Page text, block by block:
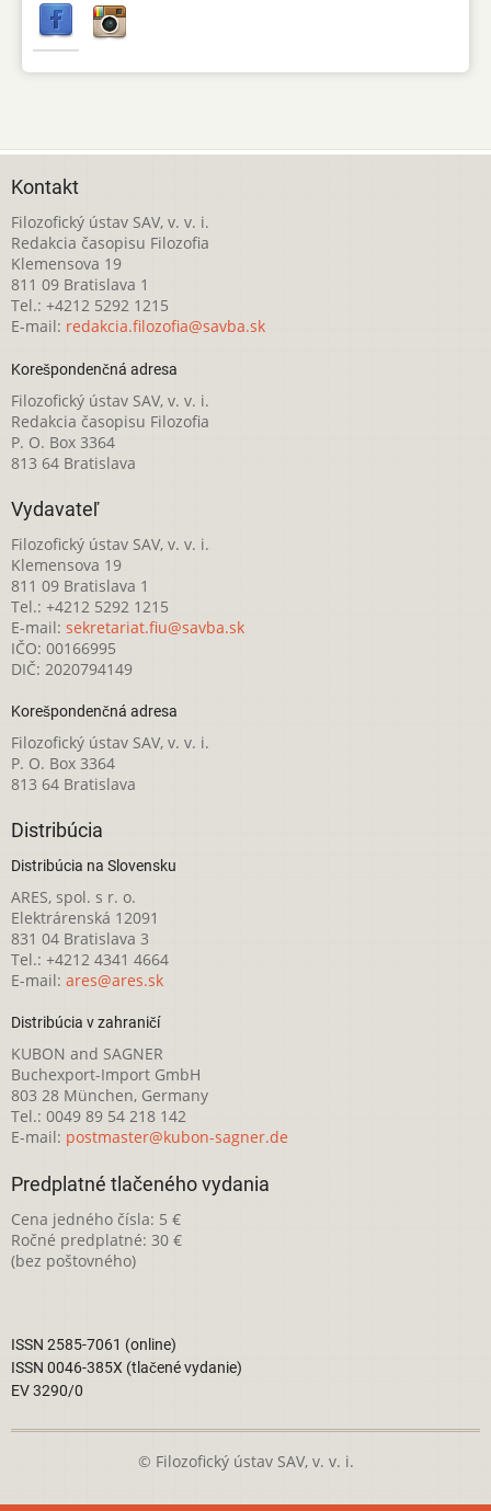
Kontakt
Filozofický ústav SAV, v. v. i.
Redakcia časopisu Filozofia
Klemensova 19
811 09 Bratislava 1
Tel.: +4212 5292 1215
E-mail: redakcia.filozofia@savba.sk
Korešpondenčná adresa
Filozofický ústav SAV, v. v. i.
Redakcia časopisu Filozofia
P. O. Box 3364
813 64 Bratislava
Vydavateľ
Filozofický ústav SAV, v. v. i.
Klemensova 19
811 09 Bratislava 1
Tel.: +4212 5292 1215
E-mail: sekretariat.fiu@savba.sk
IČO: 00166995
DIČ: 2020794149
Korešpondenčná adresa
Filozofický ústav SAV, v. v. i.
P. O. Box 3364
813 64 Bratislava
Distribúcia
Distribúcia na Slovensku
ARES, spol. s r. o.
Elektrárenská 12091
831 04 Bratislava 3
Tel.: +4212 4341 4664
E-mail: ares@ares.sk
Distribúcia v zahraničí
KUBON and SAGNER
Buchexport-Import GmbH
803 28 München, Germany
Tel.: 0049 89 54 218 142
E-mail: postmaster@kubon-sagner.de
Predplatné tlačeného vydania
Cena jedného čísla: 5 €
Ročné predplatné: 30 €
(bez poštovného)
ISSN 2585-7061 (online)
ISSN 0046-385X (tlačené vydanie)
EV 3290/0
© Filozofický ústav SAV, v. v. i.